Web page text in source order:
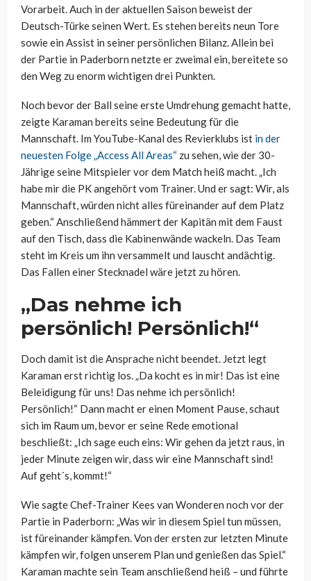
Vorarbeit. Auch in der aktuellen Saison beweist der
Deutsch-Türke seinen Wert. Es stehen bereits neun Tore
sowie ein Assist in seiner persönlichen Bilanz. Allein bei
der Partie in Paderborn netzte er zweimal ein, bereitete so
den Weg zu enorm wichtigen drei Punkten.
Noch bevor der Ball seine erste Umdrehung gemacht hatte,
zeigte Karaman bereits seine Bedeutung für die
Mannschaft. Im YouTube-Kanal des Revierklubs ist in der
neuesten Folge „Access All Areas“ zu sehen, wie der 30-
Jährige seine Mitspieler vor dem Match heiß macht. „Ich
habe mir die PK angehört vom Trainer. Und er sagt: Wir, als
Mannschaft, würden nicht alles füreinander auf dem Platz
geben.“ Anschließend hämmert der Kapitän mit dem Faust
auf den Tisch, dass die Kabinenwände wackeln. Das Team
steht im Kreis um ihn versammelt und lauscht andächtig.
Das Fallen einer Stecknadel wäre jetzt zu hören.
„Das nehme ich
persönlich! Persönlich!“
Doch damit ist die Ansprache nicht beendet. Jetzt legt
Karaman erst richtig los. „Da kocht es in mir! Das ist eine
Beleidigung für uns! Das nehme ich persönlich!
Persönlich!“ Dann macht er einen Moment Pause, schaut
sich im Raum um, bevor er seine Rede emotional
beschließt: „Ich sage euch eins: Wir gehen da jetzt raus, in
jeder Minute zeigen wir, dass wir eine Mannschaft sind!
Auf geht´s, kommt!“
Wie sagte Chef-Trainer Kees van Wonderen noch vor der
Partie in Paderborn: „Was wir in diesem Spiel tun müssen,
ist füreinander kämpfen. Von der ersten zur letzten Minute
kämpfen wir, folgen unserem Plan und genießen das Spiel.“
Karaman machte sein Team anschließend heiß – und führte